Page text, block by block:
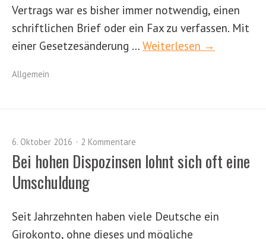
Vertrags war es bisher immer notwendig, einen
schriftlichen Brief oder ein Fax zu verfassen. Mit
einer Gesetzesänderung … Weiterlesen →
Allgemein
6. Oktober 2016 2 Kommentare
Bei hohen Dispozinsen lohnt sich oft eine
Umschuldung
Seit Jahrzehnten haben viele Deutsche ein
Girokonto, ohne dieses und mögliche